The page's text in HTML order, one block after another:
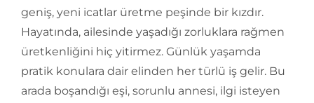
geniş, yeni icatlar üretme peşinde bir kızdır.
Hayatında, ailesinde yaşadığı zorluklara rağmen
üretkenliğini hiç yitirmez. Günlük yaşamda
pratik konulara dair elinden her türlü iş gelir. Bu
arada boşandığı eşi, sorunlu annesi, ilgi isteyen